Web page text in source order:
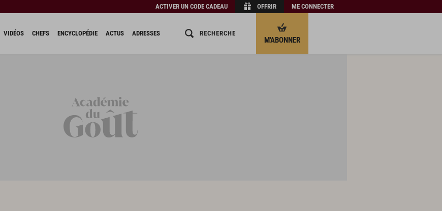
ACTIVER UN CODE CADEAU OFFRIR ME CONNECTER
VIDÉOS CHEFS ENCYCLOPÉDIE ACTUS ADRESSES RECHERCHE
M'ABONNER